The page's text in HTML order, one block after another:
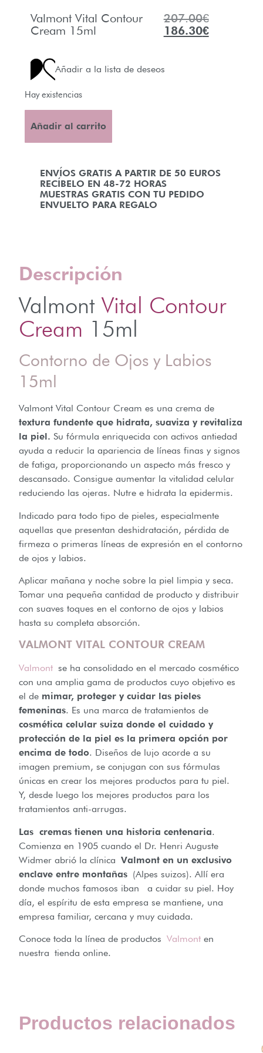
Valmont Vital Contour
Cream 15ml
207.00€
186.30€
Añadir a la lista de deseos
ENVÍOS GRATIS A PARTIR DE 50 EUROS
RECÍBELO EN 48-72 HORAS
MUESTRAS GRATIS CON TU PEDIDO
ENVUELTO PARA REGALO
Hay existencias
Añadir al carrito
Descripción
ValmontVital Contour
Cream 15ml
Contorno de Ojos y Labios
15ml
Valmont Vital Contour Cream es una crema de
textura fundente que hidrata, suaviza y revitaliza
la piel. Su fórmula enriquecida con activos antiedad
ayuda a reducir la apariencia de líneas finas y signos
de fatiga, proporcionando un aspecto más fresco y
descansado. Consigue aumentar la vitalidad celular
reduciendo las ojeras. Nutre e hidrata la epidermis.
Indicado para todo tipo de pieles, especialmente
aquellas que presentan deshidratación, pérdida de
firmeza o primeras líneas de expresión en el contorno
de ojos y labios.
Aplicar mañana y noche sobre la piel limpia y seca.
Tomar una pequeña cantidad de producto y distribuir
con suaves toques en el contorno de ojos y labios
hasta su completa absorción.
VALMONT VITAL CONTOUR CREAM
Valmont se ha consolidado en el mercado cosmético
con una amplia gama de productos cuyo objetivo es
el de mimar, proteger y cuidar las pieles
femeninas. Es una marca de tratamientos de
cosmética celular suiza donde el cuidado y
protección de la piel es la primera opción por
encima de todo. Diseños de lujo acorde a su
imagen premium, se conjugan con sus fórmulas
únicas en crear los mejores productos para tu piel.
Y, desde luego los mejores productos para los
tratamientos anti-arrugas.
Las cremas tienen una historia centenaria.
Comienza en 1905 cuando el Dr. Henri Auguste
Widmer abrió la clínica Valmont en un exclusivo
enclave entre montañas (Alpes suizos). Allí era
donde muchos famosos iban a cuidar su piel. Hoy
día, el espíritu de esta empresa se mantiene, una
empresa familiar, cercana y muy cuidada.
Conoce toda la línea de productos Valmont en
nuestra tienda online.
Productos relacionados